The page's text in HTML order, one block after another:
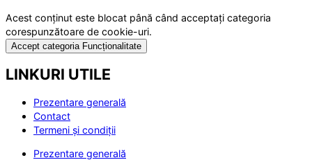
Acest conținut este blocat până când acceptați categoria
corespunzătoare de cookie-uri.
Accept categoria Funcționalitate
LINKURI UTILE
Prezentare generală
Contact
Termeni și condiții
Prezentare generală